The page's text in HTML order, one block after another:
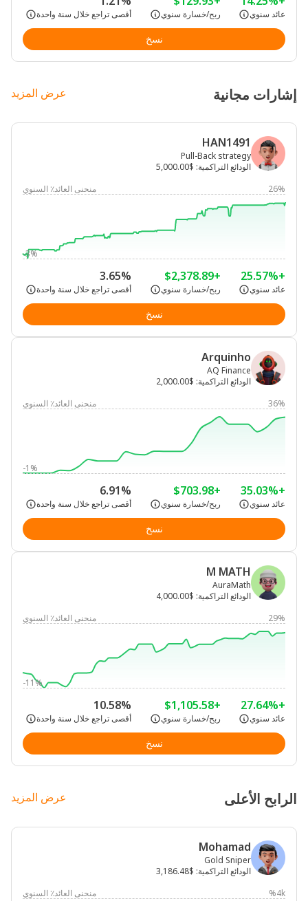
عائد سنوي ربح/خسارة سنوي أقصى تراجع خلال سنة واحدة
نسخ
إشارات مجانية عرض المزيد
HAN1491
Pull-Back strategy
الودائع التراكمية:
$5,000.00
26%
منحنى العائد٪ السنوي
-3%
+25.57%
عائد سنوي
+$2,378.89
ربح/خسارة سنوي
3.65%
أقصى تراجع خلال سنة واحدة
نسخ
Arquinho
AQ Finance
الودائع التراكمية:
$2,000.00
36%
منحنى العائد٪ السنوي
-1%
+35.03%
عائد سنوي
+$703.98
ربح/خسارة سنوي
6.91%
أقصى تراجع خلال سنة واحدة
نسخ
M MATH
AuraMath
الودائع التراكمية:
$4,000.00
29%
منحنى العائد٪ السنوي
-11%
+27.64%
عائد سنوي
+$1,105.58
ربح/خسارة سنوي
10.58%
أقصى تراجع خلال سنة واحدة
نسخ
الرابح الأعلى عرض المزيد
Mohamad
Gold Sniper
الودائع التراكمية:
$3,186.48
4k%
منحنى العائد٪ السنوي